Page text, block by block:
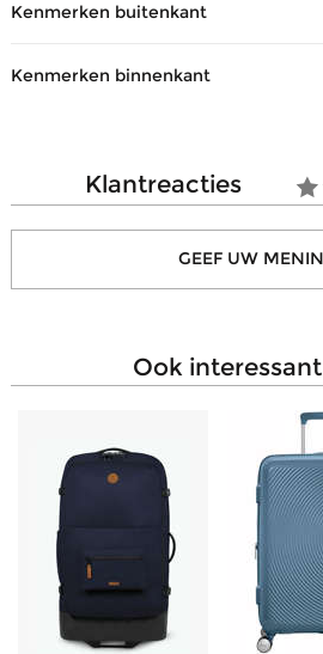
Kenmerken buitenkant
Kenmerken binnenkant
Samenstelling
Duur van de reis
1
klantreacties
GEEF UW
ook